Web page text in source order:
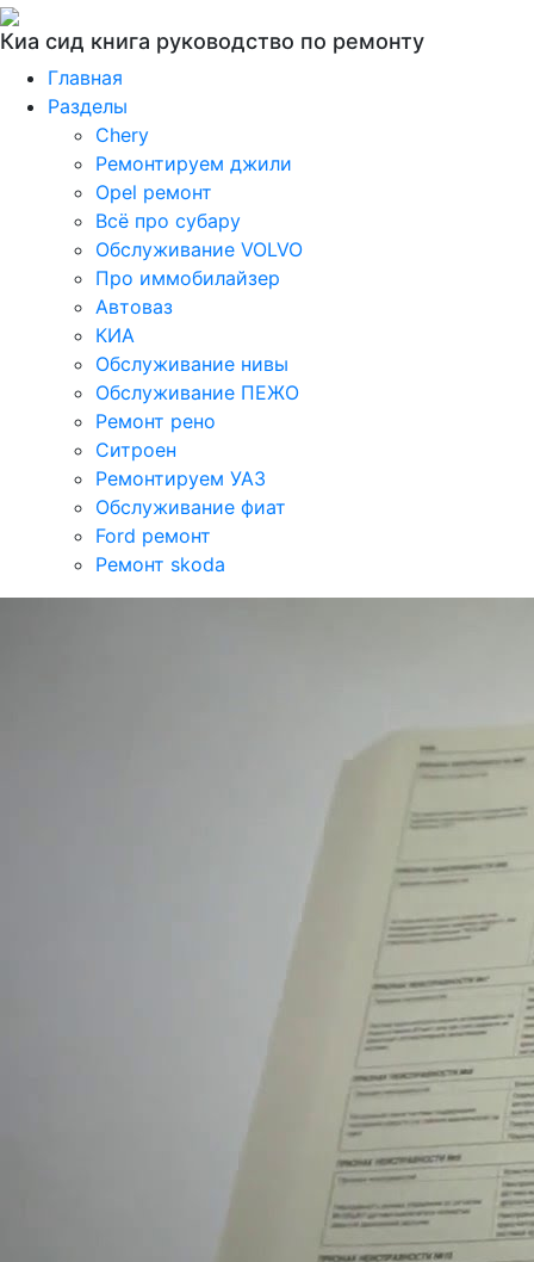
Киа сид книга руководство по ремонту
Главная
Разделы
Chery
Ремонтируем джили
Opel ремонт
Всё про субару
Обслуживание VOLVO
Про иммобилайзер
Автоваз
КИА
Обслуживание нивы
Обслуживание ПЕЖО
Ремонт рено
Ситроен
Ремонтируем УАЗ
Обслуживание фиат
Ford ремонт
Ремонт skoda